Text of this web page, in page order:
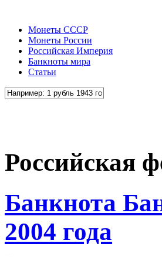
Монеты СССР
Монеты России
Российская Империя
Банкноты мира
Статьи
Российская
Банкнота
2004 года